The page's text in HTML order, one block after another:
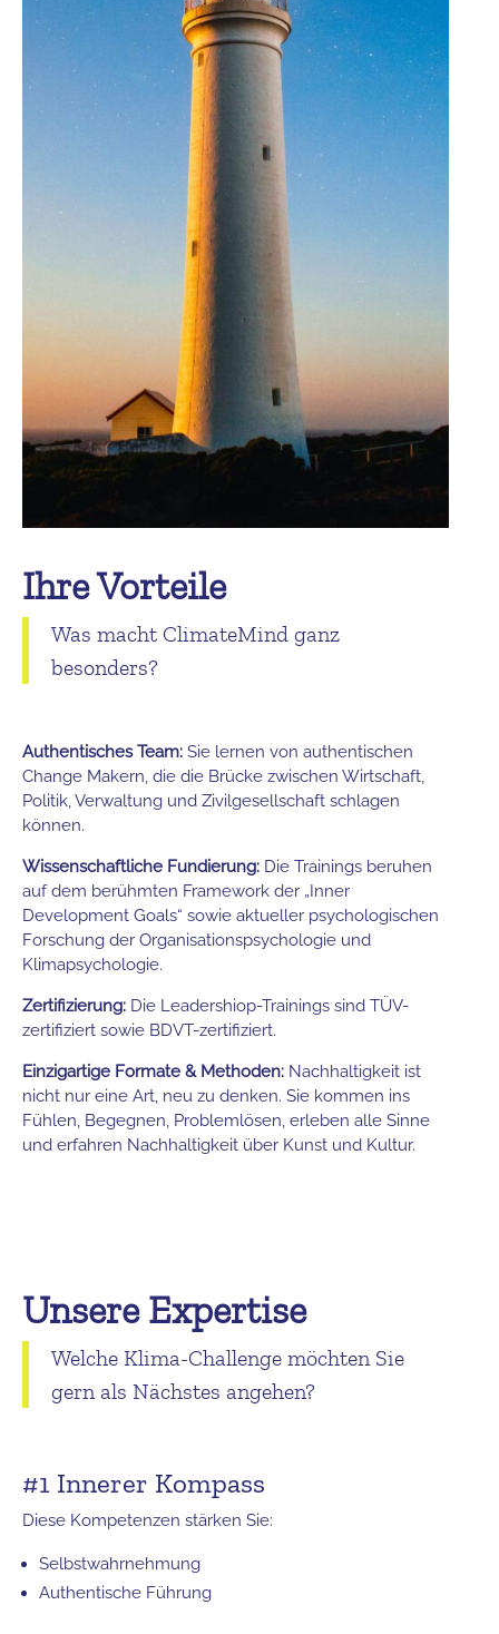
Ihre Vorteile
Was macht ClimateMind ganz
besonders?
Authentisches Team: Sie lernen von authentischen
Change Makern, die die Brücke zwischen Wirtschaft,
Politik, Verwaltung und Zivilgesellschaft schlagen
können.
Wissenschaftliche Fundierung: Die Trainings beruhen
auf dem berühmten Framework der „Inner
Development Goals“ sowie aktueller psychologischen
Forschung der Organisationspsychologie und
Klimapsychologie.
Zertifizierung: Die Leadershiop-Trainings sind TÜV-
zertifiziert sowie BDVT-zertifiziert.
Einzigartige Formate & Methoden: Nachhaltigkeit ist
nicht nur eine Art, neu zu denken. Sie kommen ins
Fühlen, Begegnen, Problemlösen, erleben alle Sinne
und erfahren Nachhaltigkeit über Kunst und Kultur.
Unsere Expertise
Welche Klima-Challenge möchten Sie
gern als Nächstes angehen?
#1 Innerer Kompass
Diese Kompetenzen stärken Sie:
Selbstwahrnehmung
Authentische Führung